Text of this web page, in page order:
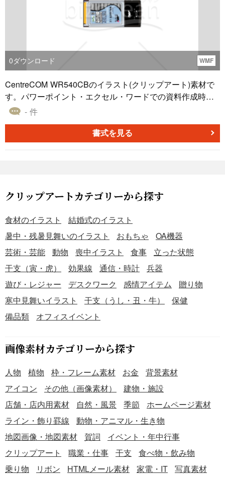
0ダウンロード WMF
CentreCOM WR540CBのイラスト(クリップアート)素材で
す。パワーポイント・エクセル・ワードでの資料作成時に
無料ダウンロードしてご利用ください。
- 件
書式を見る
クリップアートカテゴリーから探す
食材のイラスト
結婚式のイラスト
暑中・残暑見舞いのイラスト
おもちゃ
OA機器
芸術・芸能
動物 喪中イラスト 食事
立った状態
干支（寅・虎）
効果線 通信・時計
兵器
遊び・レジャー
デスクワーク 感情アイテム
贈り物
寒中見舞いイラスト
干支（うし・丑・牛）
保健
備品類
オフィスイベント
画像素材カテゴリーから探す
人物 植物 枠・フレーム素材 お金
背景素材
アイコン
その他（画像素材）
建物・施設
店舗・店内用素材
自然・風景 季節
ホームページ素材
ライン・飾り罫線
動物・アニマル・生き物
地図画像・地図素材
賀詞
イベント・年中行事
クリップアート
職業・仕事 干支
食べ物・飲み物
乗り物
リボン HTMLメール素材 家電・IT
写真素材